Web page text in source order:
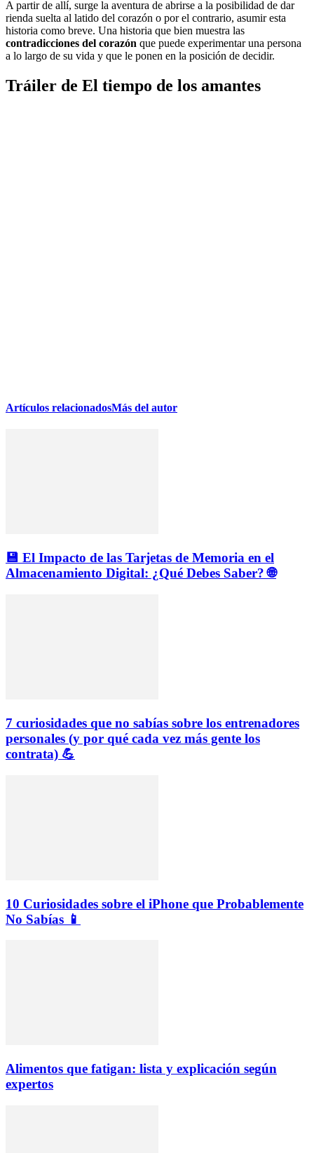
A partir de allí, surge la aventura de abrirse a la posibilidad de dar
rienda suelta al latido del corazón o por el contrario, asumir esta
historia como breve. Una historia que bien muestra las
contradicciones del corazón que puede experimentar una persona
a lo largo de su vida y que le ponen en la posición de decidir.
Tráiler de El tiempo de los amantes
Artículos relacionadosMás del autor
💾 El Impacto de las Tarjetas de Memoria en el
Almacenamiento Digital: ¿Qué Debes Saber? 🌐
7 curiosidades que no sabías sobre los entrenadores
personales (y por qué cada vez más gente los
contrata) 💪
10 Curiosidades sobre el iPhone que Probablemente
No Sabías 📱
Alimentos que fatigan: lista y explicación según
expertos